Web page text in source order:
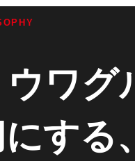
ウワグ
する、